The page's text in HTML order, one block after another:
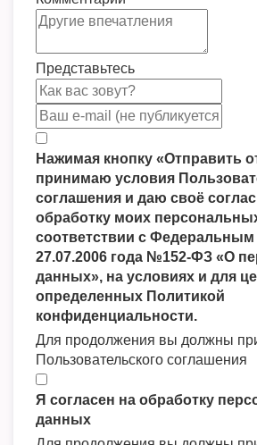
Представьтесь
Нажимая кнопку «Отправить
принимаю условия
соглашения и даю своё
обработку моих
соответствии с Федеральным
27.07.2006 года №152-ФЗ «О
данных», на условиях и для
определенных Политикой
конфиденциальности.
Для продолжения вы должны
Пользовательского соглашения
Я согласен на обработку
данных